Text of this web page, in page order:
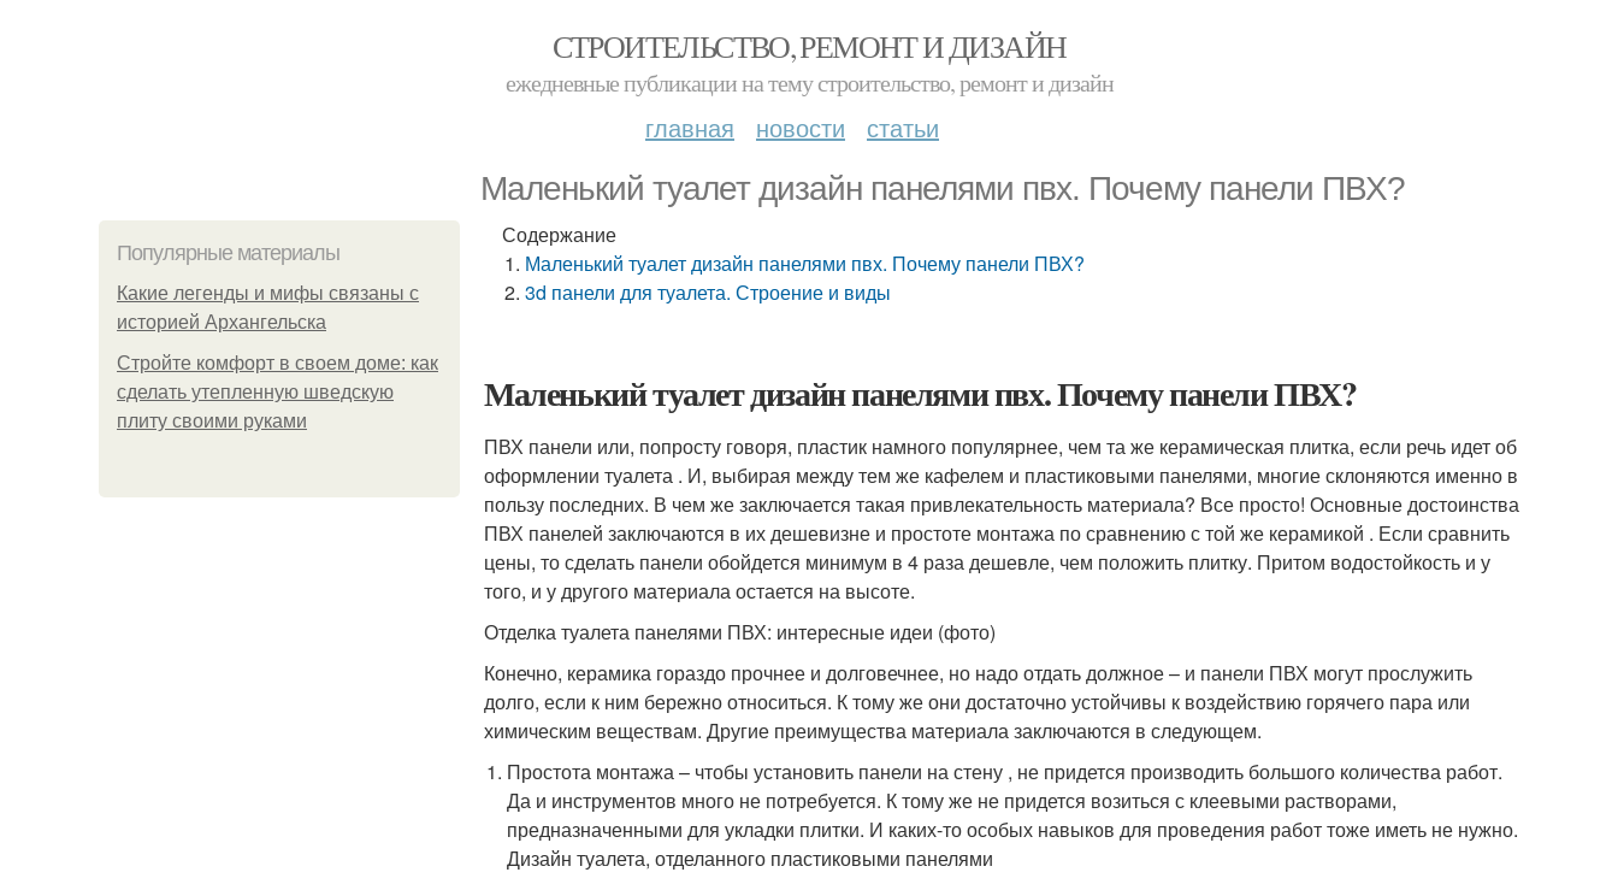
СТРОИТЕЛЬСТВО, РЕМОНТ И ДИЗАЙН
ежедневные публикации на тему строительство, ремонт и дизайн
главная новости статьи
Маленький туалет дизайн панелями пвх. Почему панели ПВХ?
Популярные материалы
Какие легенды и мифы связаны с
историей Архангельска
Стройте комфорт в своем доме: как
сделать утепленную шведскую
плиту своими руками
Содержание
Маленький туалет дизайн панелями пвх. Почему панели ПВХ?
3d панели для туалета. Строение и виды
Маленький туалет дизайн панелями пвх. Почему панели ПВХ?
ПВХ панели или, попросту говоря, пластик намного популярнее, чем та же керамическая плитка, если речь идет об
оформлении туалета . И, выбирая между тем же кафелем и пластиковыми панелями, многие склоняются именно в
пользу последних. В чем же заключается такая привлекательность материала? Все просто! Основные достоинства
ПВХ панелей заключаются в их дешевизне и простоте монтажа по сравнению с той же керамикой . Если сравнить
цены, то сделать панели обойдется минимум в 4 раза дешевле, чем положить плитку. Притом водостойкость и у
того, и у другого материала остается на высоте.
Отделка туалета панелями ПВХ: интересные идеи (фото)
Конечно, керамика гораздо прочнее и долговечнее, но надо отдать должное – и панели ПВХ могут прослужить
долго, если к ним бережно относиться. К тому же они достаточно устойчивы к воздействию горячего пара или
химическим веществам. Другие преимущества материала заключаются в следующем.
Простота монтажа – чтобы установить панели на стену , не придется производить большого количества работ.
Да и инструментов много не потребуется. К тому же не придется возиться с клеевыми растворами,
предназначенными для укладки плитки. И каких-то особых навыков для проведения работ тоже иметь не нужно.
Дизайн туалета, отделанного пластиковыми панелями